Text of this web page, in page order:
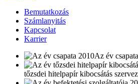
Bemutatkozás
Számlanyitás
Kapcsolat
Karrier
Az év
tőzsdei hitelpapír kibocsátás